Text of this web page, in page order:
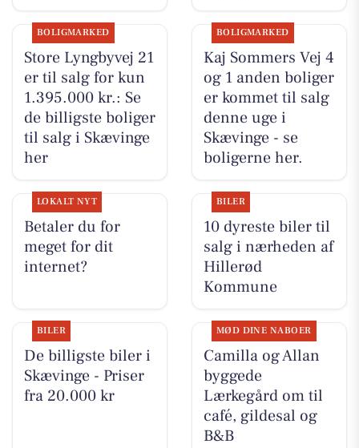
BOLIGMARKED
Store Lyngbyvej 21
er til salg for kun
1.395.000 kr.: Se
de billigste boliger
til salg i Skævinge
her
BOLIGMARKED
Kaj Sommers Vej 4
og 1 anden boliger
er kommet til salg
denne uge i
Skævinge - se
boligerne her.
LOKALT NYT
Betaler du for
meget for dit
internet?
BILER
10 dyreste biler til
salg i nærheden af
Hillerød
Kommune
BILER
De billigste biler i
Skævinge - Priser
fra 20.000 kr
MØD DINE NABOER
Camilla og Allan
byggede
Lærkegård om til
café, gildesal og
B&B